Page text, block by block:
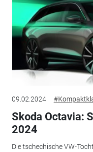
09.02.2024
Skoda Octavia:
2024
Die tschechische VW-